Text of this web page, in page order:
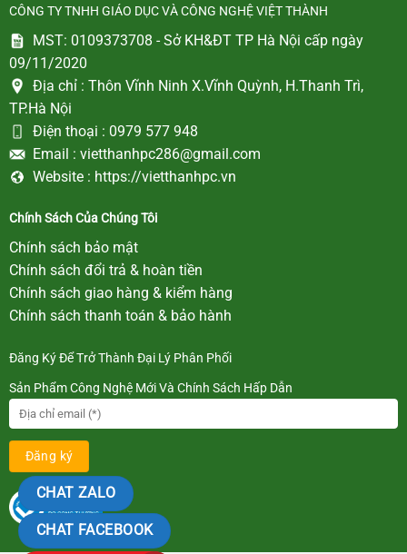
CÔNG TY TNHH GIÁO DỤC VÀ CÔNG NGHỆ VIỆT THÀNH
MST: 0109373708 - Sở KH&ĐT TP Hà Nội cấp ngày
09/11/2020
Địa chỉ : Thôn Vĩnh Ninh X.Vĩnh Quỳnh, H.Thanh Trì,
TP.Hà Nội
Điện thoại : 0979 577 948
Email : vietthanhpc286@gmail.com
Website : https://vietthanhpc.vn
Chính Sách Của Chúng Tôi
Chính sách bảo mật
Chính sách đổi trả & hoàn tiền
Chính sách giao hàng & kiểm hàng
Chính sách thanh toán & bảo hành
Đăng Ký Để Trở Thành Đại Lý Phân Phối
Sản Phẩm Công Nghệ Mới Và Chính Sách Hấp Dẫn
CHAT ZALO
CHAT FACEBOOK